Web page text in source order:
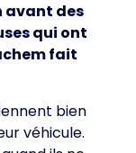
avant des
qui ont
fait
bien
véhicule.